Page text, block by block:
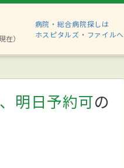
）
病院・総合病院探しは
ホスピタルズ・ファイルへ
明日予約可の